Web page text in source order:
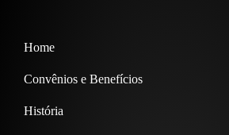
Home
Convênios e Benefícios
História